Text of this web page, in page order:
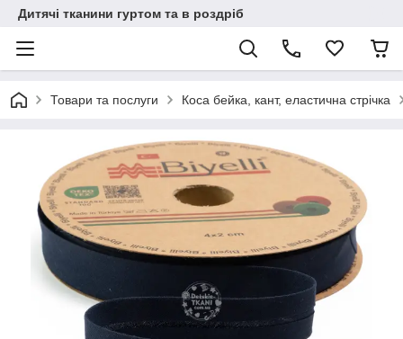
Дитячі тканини гуртом та в роздріб
Товари та послуги Коса бейка, кант, еластична стрічка